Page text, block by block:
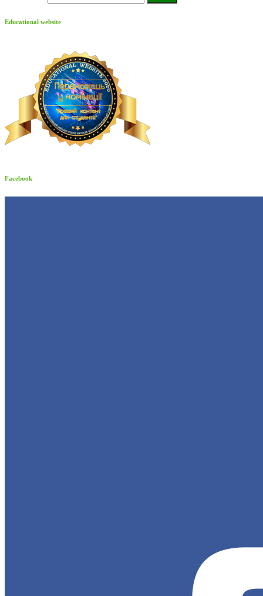
Educational website
Facebook